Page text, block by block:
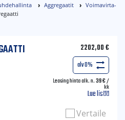
Aggregaatit
Voimavirta-
2202,00€
alv 0%
Leasing hinta alk. n.39€/
kk
Lue lisää
Vertaile